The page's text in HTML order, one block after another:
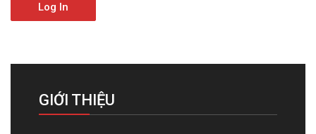
Log In
GIỚI THIỆU